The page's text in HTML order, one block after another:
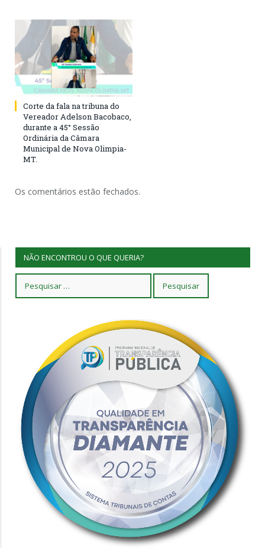
Corte da fala na tribuna do
Vereador Adelson Bacobaco,
durante a 45° Sessão
Ordinária da Câmara
Municipal de Nova Olimpia-
MT.
Os comentários estão fechados.
NÃO ENCONTROU O QUE QUERIA?